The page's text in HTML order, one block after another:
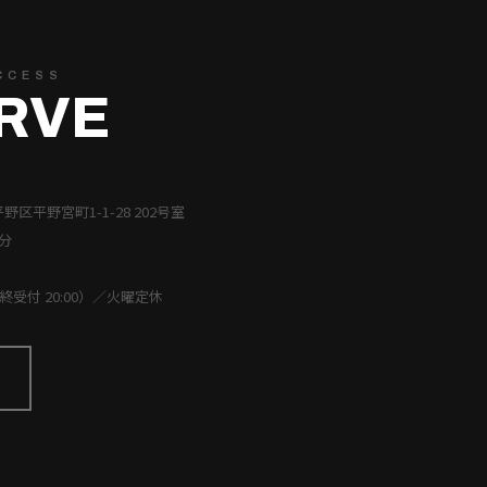
区平野宮町1-1-28 202号室
受付 20:00）／火曜定休